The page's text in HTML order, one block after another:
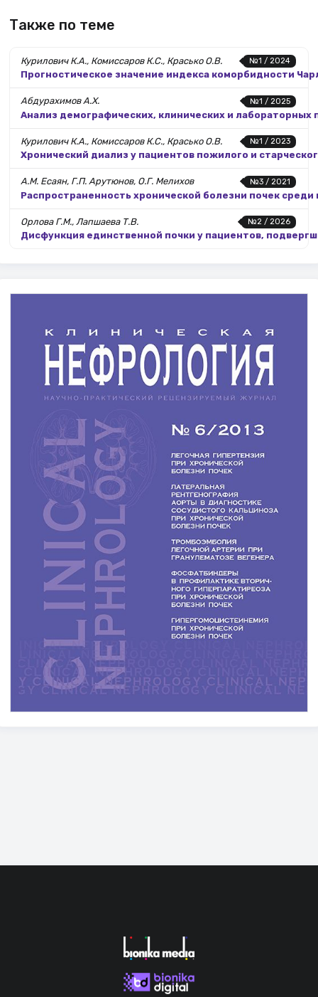
Также по теме
№1 / 2024
Курилович К.А., Комиссаров К.С., Красько О.В.
Прогностическое значение индекса коморбидности
№1 / 2025
Абдурахимов А.Х.
Анализ демографических, клинических и лабораторных
№1 / 2023
Курилович К.А., Комиссаров К.С., Красько О.В.
Хронический диализ у пациентов пожилого и
№3 / 2021
А.М. Есаян, Г.П. Арутюнов, О.Г. Мелихов
Распространенность хронической болезни почек
№2 / 2026
Орлова Г.М., Лапшаева Т.В.
Дисфункция единственной почки у пациентов,